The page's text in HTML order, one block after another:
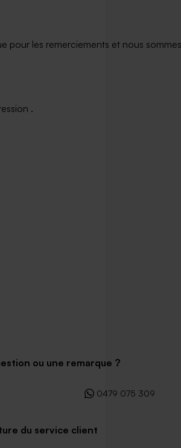
pour les remerciements et nous
.
ou une remarque ?
0479 075 309
du service client